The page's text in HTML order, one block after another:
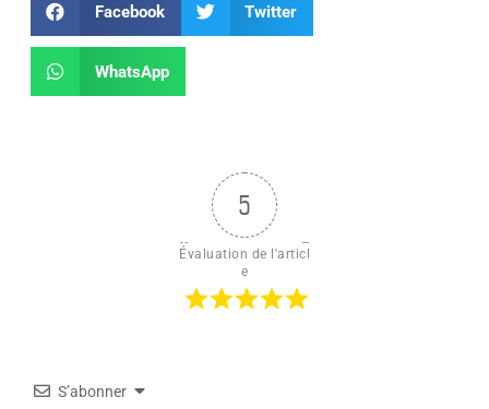
Facebook Twitter
WhatsApp
5
Évaluation de l'articl
e
S’abonner